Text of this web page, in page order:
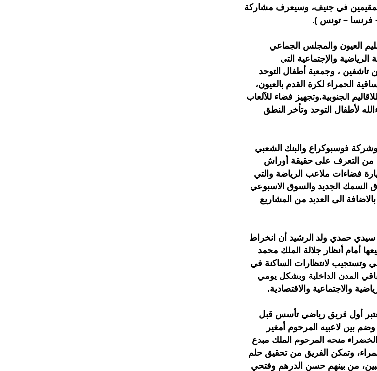
المقيمين في جنيف، وسيعرف مشاركة
فرنسا – تونس ).
العيون والمجلس الجماعي
والإجتماعية التي
، وجمعية أطفال التوحد
الحمراء لكرة القدم بالعيون،
الجنوبية.وتجهيز فضاء للآلعاب
لأطفال التوحد وتأخر النطق
فوسبوكراع والبنك الشعبي
من التعرف على حقيقة أوراش
فضاءات ملاعب الرياضة والتي
سوق السمك الجديد والسوق الاسبوعي
الى العديد من المشاريع
سيدي حمدي ولد الرشيد أن انخراط
أمام أنظار جلالة الملك محمد
وتستجيب لانتظارات الساكنة في
المدن الداخلية وبشكل يومي
والاجتماعية والاقتصادية.
أول فريق رياضي تأسس قبل
بين لاعبيه المرحوم أمغير
منحه المرحوم الملك مبدع
وتمكن الفريق من تحقيق حلم
من بينهم حسن الدرهم وفتحي